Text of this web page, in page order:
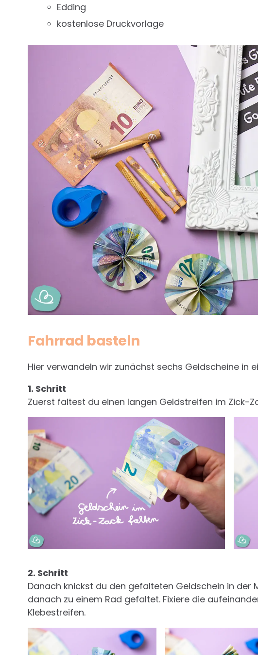
Edding
kostenlose Druckvorlage
Fahrrad basteln
Hier verwandeln wir zunächst sechs Geldscheine in
1. Schritt
Zuerst faltest du einen langen Geldstreifen im Zick-
2. Schritt
Danach knickst du den gefalteten Geldschein in der
danach zu einem Rad gefaltet. Fixiere die
Klebestreifen.